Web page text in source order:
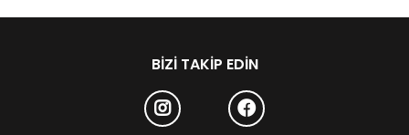
BIZI TAKIP EDIN